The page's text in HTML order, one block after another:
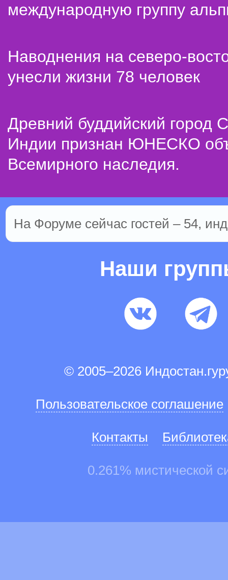
международную группу
Наводнения на северо-
унесли жизни 78 человек
Древний буддийский город
Индии признан ЮНЕСКО
Всемирного наследия.
На Форуме сейчас гостей – 54,
Наши
© 2005–2026
Пользовательское соглашение
Контакты
0.261% мистической